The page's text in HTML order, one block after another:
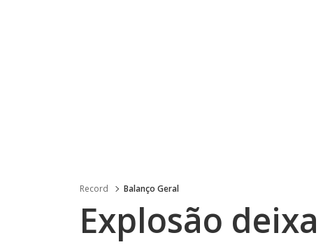
Record Balanço Geral
Explosão